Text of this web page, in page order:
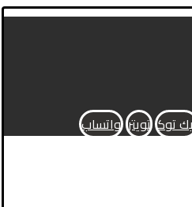
توك تويتر واتساب